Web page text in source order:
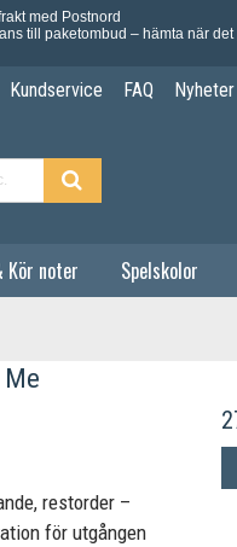
med Postnord
till paketombud – hämta när det
Kundservice FAQ Nyheter
Kör noter Spelskolor
restorder –
för utgången